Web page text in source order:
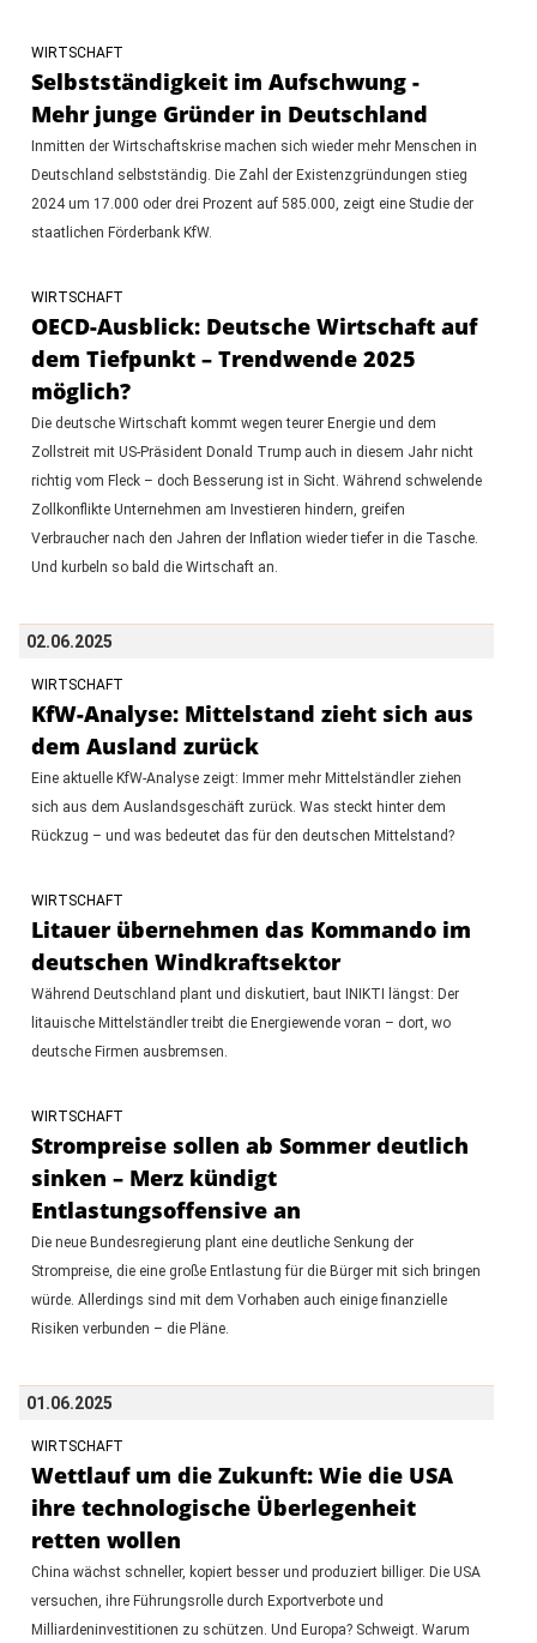
WIRTSCHAFT
Selbstständigkeit im Aufschwung -
Mehr junge Gründer in Deutschland
Inmitten der Wirtschaftskrise machen sich wieder mehr Menschen in
Deutschland selbstständig. Die Zahl der Existenzgründungen stieg
2024 um 17.000 oder drei Prozent auf 585.000, zeigt eine Studie der
staatlichen Förderbank KfW.
WIRTSCHAFT
OECD-Ausblick: Deutsche Wirtschaft auf
dem Tiefpunkt – Trendwende 2025
möglich?
Die deutsche Wirtschaft kommt wegen teurer Energie und dem
Zollstreit mit US-Präsident Donald Trump auch in diesem Jahr nicht
richtig vom Fleck – doch Besserung ist in Sicht. Während schwelende
Zollkonflikte Unternehmen am Investieren hindern, greifen
Verbraucher nach den Jahren der Inflation wieder tiefer in die Tasche.
Und kurbeln so bald die Wirtschaft an.
02.06.2025
WIRTSCHAFT
KfW-Analyse: Mittelstand zieht sich aus
dem Ausland zurück
Eine aktuelle KfW-Analyse zeigt: Immer mehr Mittelständler ziehen
sich aus dem Auslandsgeschäft zurück. Was steckt hinter dem
Rückzug – und was bedeutet das für den deutschen Mittelstand?
WIRTSCHAFT
Litauer übernehmen das Kommando im
deutschen Windkraftsektor
Während Deutschland plant und diskutiert, baut INIKTI längst: Der
litauische Mittelständler treibt die Energiewende voran – dort, wo
deutsche Firmen ausbremsen.
WIRTSCHAFT
Strompreise sollen ab Sommer deutlich
sinken – Merz kündigt
Entlastungsoffensive an
Die neue Bundesregierung plant eine deutliche Senkung der
Strompreise, die eine große Entlastung für die Bürger mit sich bringen
würde. Allerdings sind mit dem Vorhaben auch einige finanzielle
Risiken verbunden – die Pläne.
01.06.2025
WIRTSCHAFT
Wettlauf um die Zukunft: Wie die USA
ihre technologische Überlegenheit
retten wollen
China wächst schneller, kopiert besser und produziert billiger. Die USA
versuchen, ihre Führungsrolle durch Exportverbote und
Milliardeninvestitionen zu schützen. Und Europa? Schweigt. Warum